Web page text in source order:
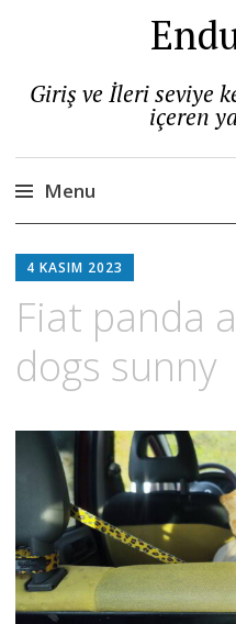
Giriş ve İleri seviye
içeren
Menu
to
4 KASIM 2023
Fiat panda
dogs sunny